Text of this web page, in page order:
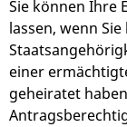
Sie können Ihre
lassen, wenn
einer
geheiratet